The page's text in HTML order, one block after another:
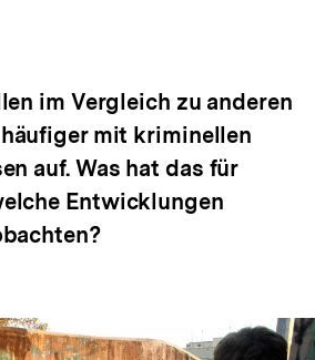
im Vergleich zu anderen
mit kriminellen
auf. Was hat das für
Entwicklungen